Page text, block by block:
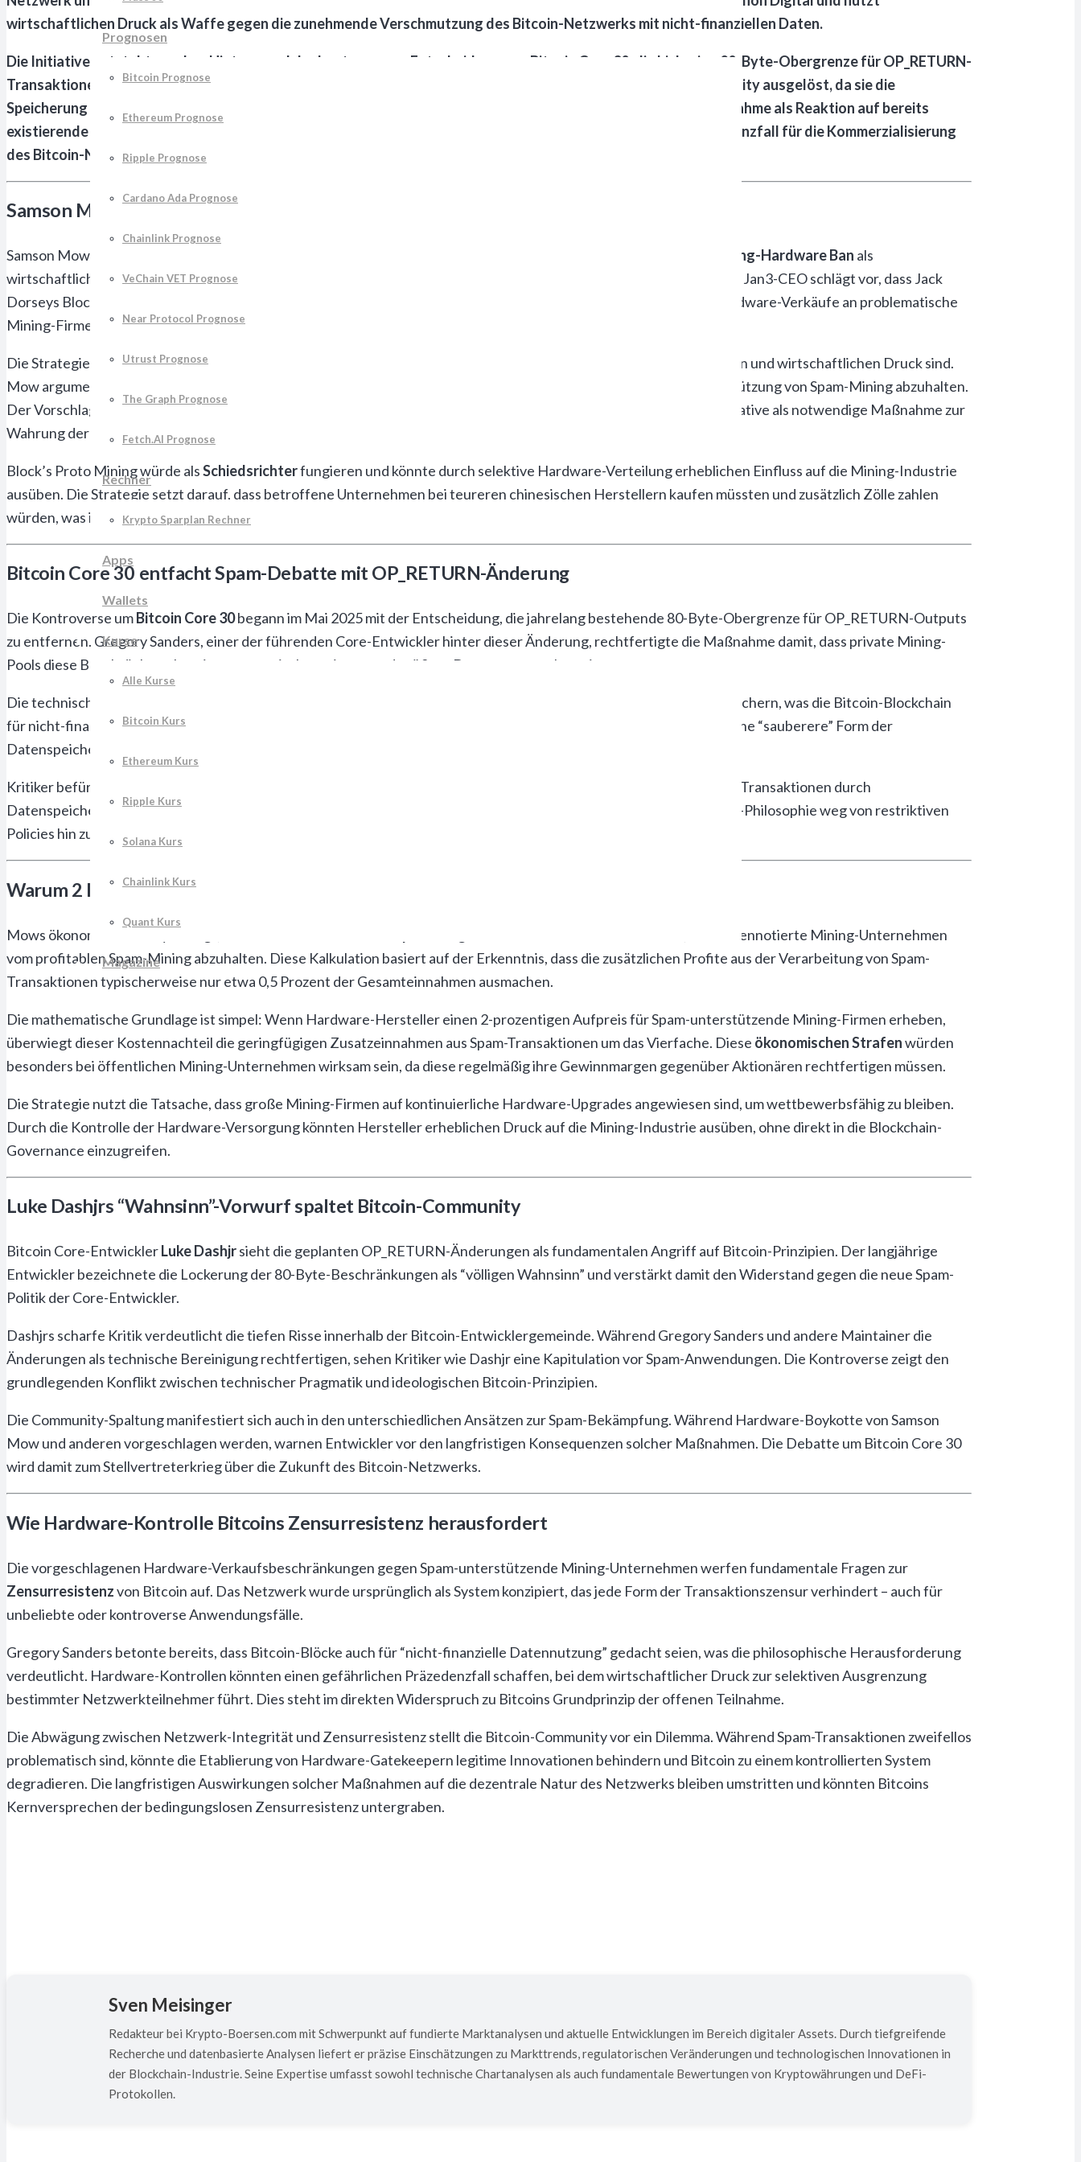
Prognosen
Bitcoin Prognose
Ethereum Prognose
Ripple Prognose
Cardano Ada Prognose
Chainlink Prognose
VeChain VET Prognose
Near Protocol Prognose
Utrust Prognose
The Graph Prognose
Fetch.AI Prognose
Rechner
Krypto Sparplan Rechner
Apps
Wallets
Kurse
Alle Kurse
Bitcoin Kurs
Ethereum Kurs
Ripple Kurs
Solana Kurs
Chainlink Kurs
Quant Kurs
Magazine
wirtschaftlichen Druck als Waffe gegen die zunehmende Verschmutzung des Bitcoin-Netzwerks mit nicht-finanziellen Daten.
Die Initiative entsteht vor dem Hintergrund der kontroversen Entscheidung von Bitcoin Core 30, die bisherige 80-Byte-Obergrenze für OP_RETURN-
Transaktionen zu eliminieren. Diese technische Änderung hat eine heftige Debatte innerhalb der Bitcoin-Community ausgelöst, da sie die
Speicherung größerer Datenmengen auf der Bitcoin-Blockchain ermöglicht. Während Core-Entwickler die Maßnahme als Reaktion auf bereits
existierende Umgehungspraktiken rechtfertigen, sehen Kritiker wie Luke Dashjr darin einen gefährlichen Präzedenzfall für die Kommerzialisierung
des Bitcoin-Netzwerks.
Samson Mow fordert Mining-Hardware Ban gegen Spam-unterstützende Firmen
Samson Mow präsentierte am 17. August 2025 über X eine radikale Strategie zur Eindämmung von Bitcoin-Spam: Mining-Hardware Ban als
wirtschaftliches Druckmittel gegen Unternehmen, die Spam-Transaktionen profitable Verarbeitung ermöglichen. Der Jan3-CEO schlägt vor, dass Jack
Dorseys Block-Unternehmen über seine Proto Mining-Division eine Vorreiterrolle übernehmen könnte, indem es Hardware-Verkäufe an problematische
Mining-Firmen einschränkt oder mit prohibitiven Aufpreisen belegt.
Die Strategie basiert auf der Erkenntnis, dass
besonders vulnerabel für sozialen und wirtschaftlichen Druck sind.
Mow argumentiert, dass bereits eine geringfügige Gewinnstrafe ausreichen würde, um diese Firmen von der Unterstützung von Spam-Mining abzuhalten.
Der Vorschlag erhielt umgehend Unterstützung von prominenten Bitcoin-Maximalisten wie Matt Kratter, der die Initiative als notwendige Maßnahme zur
Wahrung der ursprünglichen Bitcoin-Vision bewertete.
Block’s Proto Mining würde alsSchiedsrichterfungieren und könnte durch selektive Hardware-Verteilung erheblichen Einfluss auf die Mining-Industrie
ausüben. Die Strategie setzt darauf, dass betroffene Unternehmen bei teureren chinesischen Herstellern kaufen müssten und zusätzlich Zölle zahlen
würden, was ihre Profitabilität erheblich beeinträchtigen könnte.
Bitcoin Core 30 entfacht Spam-Debatte mit OP_RETURN-Änderung
Die Kontroverse umBitcoin Core 30begann im Mai 2025 mit der Entscheidung, die jahrelang bestehende 80-Byte-Obergrenze für OP_RETURN-Outputs
zu entfernen. Gregory Sanders, einer der führenden Core-Entwickler hinter dieser Änderung, rechtfertigte die Maßnahme damit, dass private Mining-
Pools diese Beschränkung bereits systematisch umgingen und größere Datenmengen akzeptierten.
Die technische Änderung ermöglicht es Nutzern, beliebig große Datenmengen in OP_RETURN-Transaktionen zu speichern, was die Bitcoin-Blockchain
für nicht-finanzielle Anwendungen attraktiver macht. Sanders argumentierte, dass die Entfernung der Begrenzung eine “sauberere” Form der
Datenspeicherung fördere, da Nutzer nicht mehr auf komplexere Umgehungsmethoden angewiesen seien.
Kritiker befürchten jedoch, dass diese Liberalisierung zu einer
führen könnte, bei der legitime Bitcoin-Transaktionen durch
Datenspeicher-Anwendungen verdrängt werden. Die Änderung reflektiert einen grundlegenden Wandel in der Core-Philosophie weg von restriktiven
Policies hin zu einer pragmatischeren Herangehensweise an bereits existierende Marktpraktiken.
Warum 2 Prozent Wirtschaftsstrafe Spam-Mining stoppen würden
Mows ökonomische Analyse zeigt, dass bereits eine minimale
ausreichen würde, um börsennotierte Mining-Unternehmen
vom profitablen Spam-Mining abzuhalten. Diese Kalkulation basiert auf der Erkenntnis, dass die zusätzlichen Profite aus der Verarbeitung von Spam-
Transaktionen typischerweise nur etwa 0,5 Prozent der Gesamteinnahmen ausmachen.
Die mathematische Grundlage ist simpel: Wenn Hardware-Hersteller einen 2-prozentigen Aufpreis für Spam-unterstützende Mining-Firmen erheben,
überwiegt dieser Kostennachteil die geringfügigen Zusatzeinnahmen aus Spam-Transaktionen um das Vierfache. Diese ökonomischen Strafenwürden
besonders bei öffentlichen Mining-Unternehmen wirksam sein, da diese regelmäßig ihre Gewinnmargen gegenüber Aktionären rechtfertigen müssen.
Die Strategie nutzt die Tatsache, dass große Mining-Firmen auf kontinuierliche Hardware-Upgrades angewiesen sind, um wettbewerbsfähig zu bleiben.
Durch die Kontrolle der Hardware-Versorgung könnten Hersteller erheblichen Druck auf die Mining-Industrie ausüben, ohne direkt in die Blockchain-
Governance einzugreifen.
Luke Dashjrs “Wahnsinn”-Vorwurf spaltet Bitcoin-Community
Bitcoin Core-EntwicklerLuke Dashjrsieht die geplanten OP_RETURN-Änderungen als fundamentalen Angriff auf Bitcoin-Prinzipien. Der langjährige
Entwickler bezeichnete die Lockerung der 80-Byte-Beschränkungen als “völligen Wahnsinn” und verstärkt damit den Widerstand gegen die neue Spam-
Politik der Core-Entwickler.
Dashjrs scharfe Kritik verdeutlicht die tiefen Risse innerhalb der Bitcoin-Entwicklergemeinde. Während Gregory Sanders und andere Maintainer die
Änderungen als technische Bereinigung rechtfertigen, sehen Kritiker wie Dashjr eine Kapitulation vor Spam-Anwendungen. Die Kontroverse zeigt den
grundlegenden Konflikt zwischen technischer Pragmatik und ideologischen Bitcoin-Prinzipien.
Die Community-Spaltung manifestiert sich auch in den unterschiedlichen Ansätzen zur Spam-Bekämpfung. Während Hardware-Boykotte von Samson
Mow und anderen vorgeschlagen werden, warnen Entwickler vor den langfristigen Konsequenzen solcher Maßnahmen. Die Debatte um Bitcoin Core 30
wird damit zum Stellvertreterkrieg über die Zukunft des Bitcoin-Netzwerks.
Wie Hardware-Kontrolle Bitcoins Zensurresistenz herausfordert
Die vorgeschlagenen Hardware-Verkaufsbeschränkungen gegen Spam-unterstützende Mining-Unternehmen werfen fundamentale Fragen zur
Zensurresistenzvon Bitcoin auf. Das Netzwerk wurde ursprünglich als System konzipiert, das jede Form der Transaktionszensur verhindert – auch für
unbeliebte oder kontroverse Anwendungsfälle.
Gregory Sanders betonte bereits, dass Bitcoin-Blöcke auch für “nicht-finanzielle Datennutzung” gedacht seien, was die philosophische Herausforderung
verdeutlicht. Hardware-Kontrollen könnten einen gefährlichen Präzedenzfall schaffen, bei dem wirtschaftlicher Druck zur selektiven Ausgrenzung
bestimmter Netzwerkteilnehmer führt. Dies steht im direkten Widerspruch zu Bitcoins Grundprinzip der offenen Teilnahme.
Die Abwägung zwischen Netzwerk-Integrität und Zensurresistenz stellt die Bitcoin-Community vor ein Dilemma. Während Spam-Transaktionen zweifellos
problematisch sind, könnte die Etablierung von Hardware-Gatekeepern legitime Innovationen behindern und Bitcoin zu einem kontrollierten System
degradieren. Die langfristigen Auswirkungen solcher Maßnahmen auf die dezentrale Natur des Netzwerks bleiben umstritten und könnten Bitcoins
Kernversprechen der bedingungslosen Zensurresistenz untergraben.
Sven Meisinger
Redakteur bei Krypto-Boersen.com mit Schwerpunkt auf fundierte Marktanalysen und aktuelle Entwicklungen im Bereich digitaler Assets. Durch tiefgreifende
Recherche und datenbasierte Analysen liefert er präzise Einschätzungen zu Markttrends, regulatorischen Veränderungen und technologischen Innovationen in
der Blockchain-Industrie. Seine Expertise umfasst sowohl technische Chartanalysen als auch fundamentale Bewertungen von Kryptowährungen und DeFi-
Protokollen.